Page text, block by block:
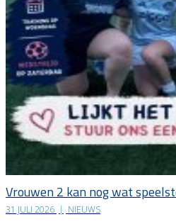
Vrouwen 2 kan nog wat
31 JULI 2026 | NIEUWS